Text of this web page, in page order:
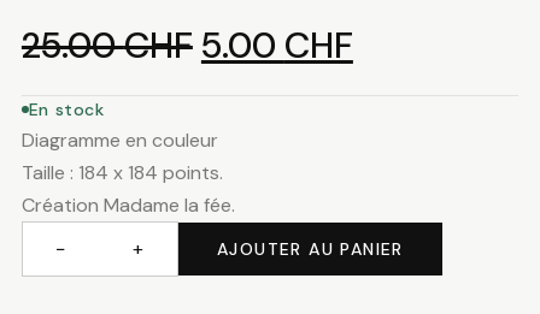
25.00CHF Le
prix
initial
était :
25.00 CHF.
5.00 CHFLe
prix
est :
5.00 CHF.
En stock
Diagramme en couleur
Taille : 184 x 184 points.
Création Madame la fée.
− + AJOUTER AU PANIER